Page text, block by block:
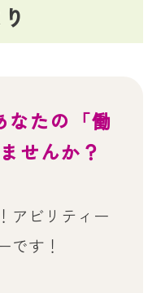
なたの「働
せんか？
アビリティー
です！